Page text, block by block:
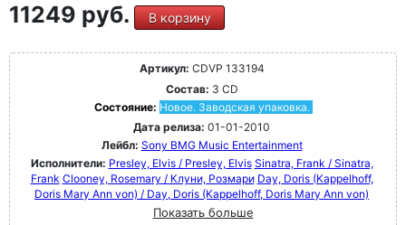
11249 руб. В корзину
Артикул: CDVP 133194
Состав: 3 CD
Состояние: Новое. Заводская упаковка.
Дата релиза: 01-01-2010
Лейбл: Sony BMG Music Entertainment
Исполнители: Presley, Elvis / Presley, Elvis Sinatra, Frank / Sinatra,
Frank Clooney, Rosemary / Клуни, Розмари Day, Doris (Kappelhoff,
Doris Mary Ann von) / Day, Doris (Kappelhoff, Doris Mary Ann von)
Показать больше